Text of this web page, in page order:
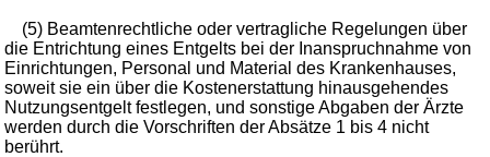
(5) Beamtenrechtliche oder vertragliche Regelungen über
die Entrichtung eines Entgelts bei der Inanspruchnahme von
Einrichtungen, Personal und Material des Krankenhauses,
soweit sie ein über die Kostenerstattung hinausgehendes
Nutzungsentgelt festlegen, und sonstige Abgaben der Ärzte
werden durch die Vorschriften der Absätze 1 bis 4 nicht
berührt.